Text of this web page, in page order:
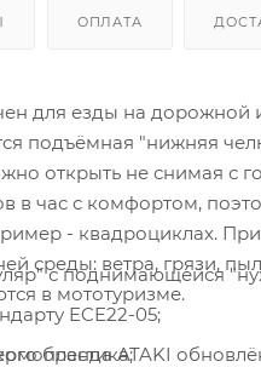
ОПЛАТА
для езды на дорожной
подъёмная "нижняя
открыть не снимая с
в час с комфортом,
- квадроциклах.
среды: ветра, грязи,
в мототуризме.
бренда ATAKI
с поднимающейся
ECE22-05;